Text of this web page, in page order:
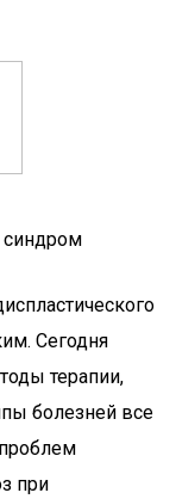
синдром
Сегодня
терапии,
болезней все
при